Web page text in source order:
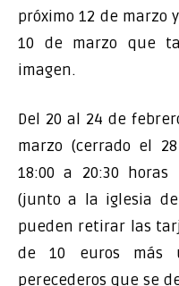
próximo 12 de marzo
10 de marzo que
imagen.
Del 20 al 24 de
marzo (cerrado el
18:00 a 20:30
(junto a la iglesia de
pueden retirar las
de 10 euros más
perecederos que se